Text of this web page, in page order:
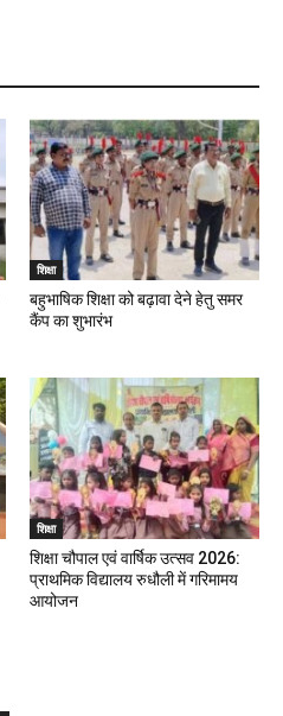
शिक्षा
बहुभाषिक शिक्षा को बढ़ावा देने हेतु समर
कैंप का शुभारंभ
शिक्षा
शिक्षा चौपाल एवं वार्षिक उत्सव 2026:
प्राथमिक विद्यालय रुधौली में गरिमामय
आयोजन